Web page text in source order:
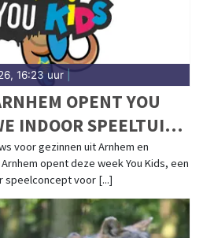
16:23 uur|
OPENT YOU
INDOOR SPEELTUIN
IN REGIO
voor gezinnen uit Arnhem en
opent deze week You Kids, een
speelconcept voor [...]